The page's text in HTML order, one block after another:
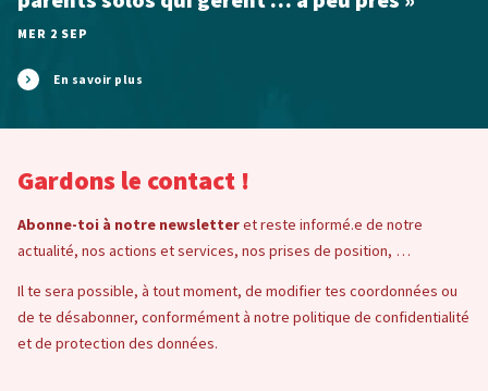
MER 2 SEP
En savoir plus
Gardons le contact !
Abonne-toi à notre newsletteret reste informé.e de notre
actualité, nos actions et services, nos prises de position, …
Il te sera possible, à tout moment, de modifier tes coordonnées ou
de te désabonner, conformément à notre politique de confidentialité
et de protection des données.